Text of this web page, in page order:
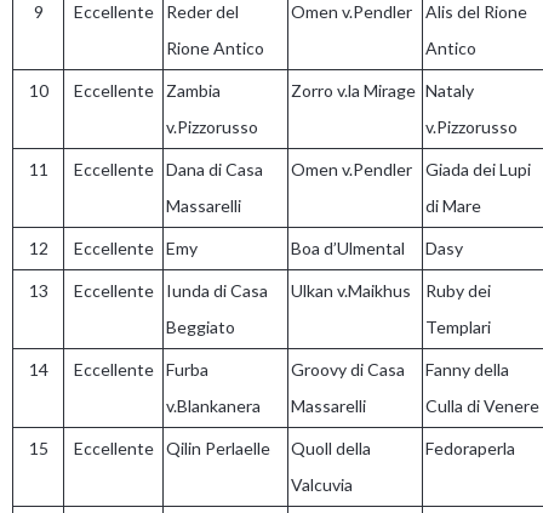
9 Eccellente
Reder del
Rione Antico
Omen v.Pendler
Alis del Rione
Antico
10 Eccellente
Zambia
v.Pizzorusso
Zorro v.la Mirage Nataly
v.Pizzorusso
11 Eccellente
Dana di Casa
Massarelli
Omen v.Pendler
Giada dei Lupi
di Mare
12 Eccellente Emy Boa d’Ulmental Dasy
13 Eccellente
Iunda di Casa
Beggiato
Ulkan v.Maikhus
Ruby dei
Templari
14 Eccellente
Furba
v.Blankanera
Groovy di Casa
Massarelli
Fanny della
Culla di Venere
15 Eccellente Qilin Perlaelle
Quoll della
Valcuvia
Fedoraperla